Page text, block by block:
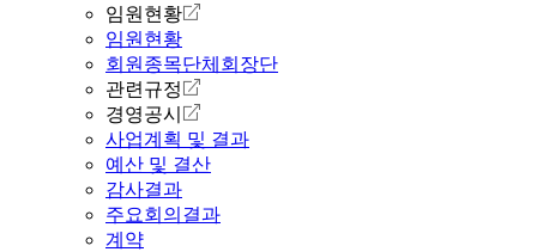
임원현황
임원현황
회원종목단체회장단
관련규정
경영공시
사업계획 및 결과
예산 및 결산
감사결과
주요회의결과
계약